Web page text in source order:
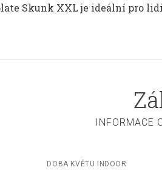
Skunk XXL je ideální pro
INFORMACE
DOBA KVĚTU INDOOR